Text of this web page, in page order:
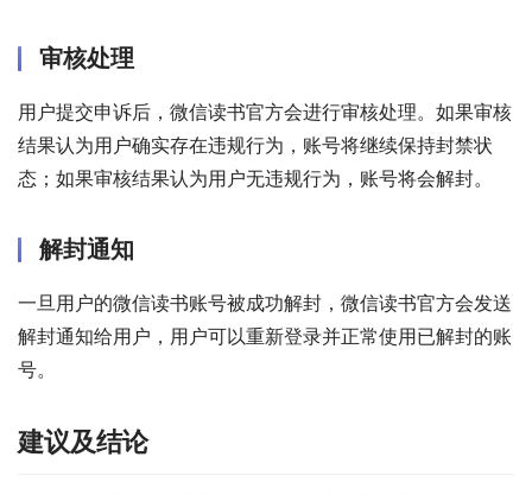
审核处理
用户提交申诉后，微信读书官方会进行审核处理。如果审核
结果认为用户确实存在违规行为，账号将继续保持封禁状
态；如果审核结果认为用户无违规行为，账号将会解封。
解封通知
一旦用户的微信读书账号被成功解封，微信读书官方会发送
解封通知给用户，用户可以重新登录并正常使用已解封的账
号。
建议及结论